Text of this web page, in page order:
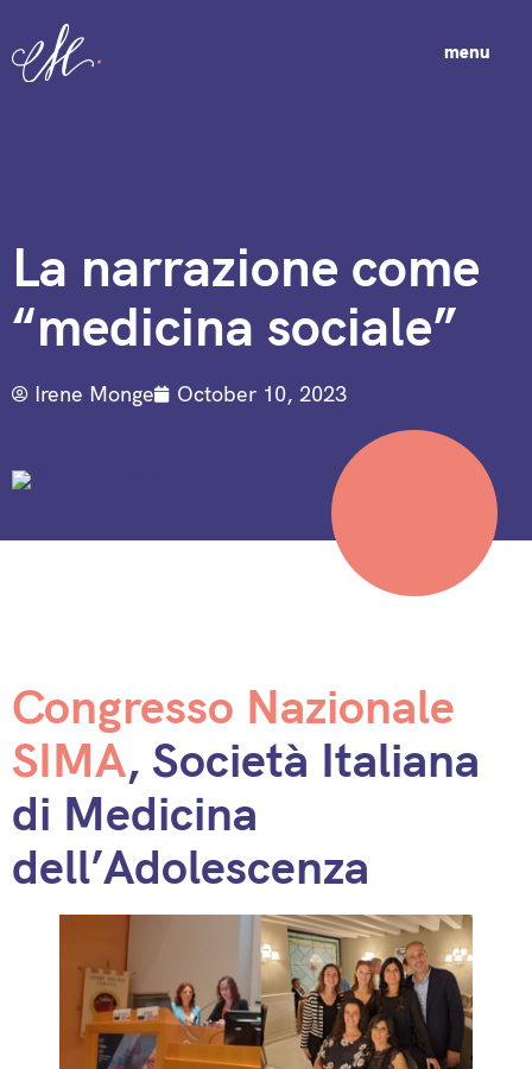
menu
La narrazione come
“medicina sociale”
Irene Monge October 10, 2023
Congresso Nazionale
SIMA, Società Italiana
di Medicina
dell’Adolescenza